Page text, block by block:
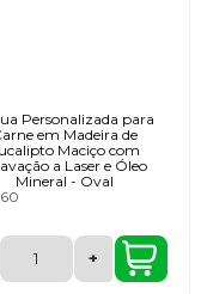
Personalizada para
em Madeira de
Maciço com
a Laser e Óleo
Mineral - Oval
+